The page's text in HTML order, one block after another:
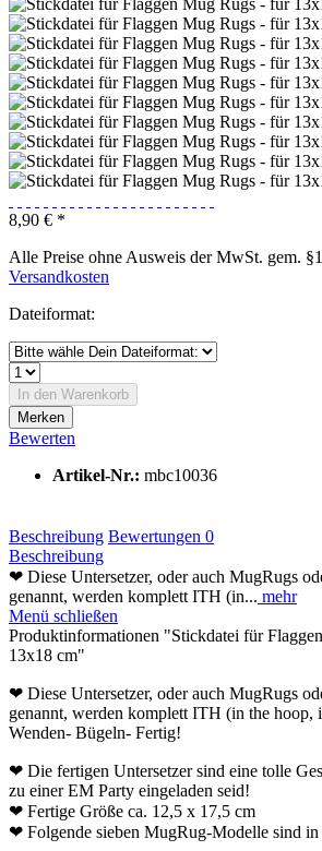
8,90 € *
Alle Preise ohne Ausweis der MwSt. gem.
Versandkosten
Dateiformat:
In den Warenkorb
Merken
Bewerten
Artikel-Nr.: mbc10036
Beschreibung Bewertungen 0
Beschreibung
❤ Diese Untersetzer, oder auch MugRugs
genannt, werden komplett ITH (in... mehr
Menü schließen
Produktinformationen "Stickdatei für
13x18 cm"
❤ Diese Untersetzer, oder auch MugRugs
genannt, werden komplett ITH (in the hoop,
Wenden- Bügeln- Fertig!
❤ Die fertigen Untersetzer sind eine tolle
zu einer EM Party eingeladen seid!
❤ Fertige Größe ca. 12,5 x 17,5 cm
❤ Folgende sieben MugRug-Modelle sind in